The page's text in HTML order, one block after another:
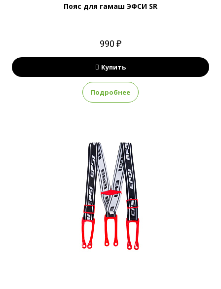
Пояс для гамаш ЭФСИ SR
990 ₽
Купить
Подробнее